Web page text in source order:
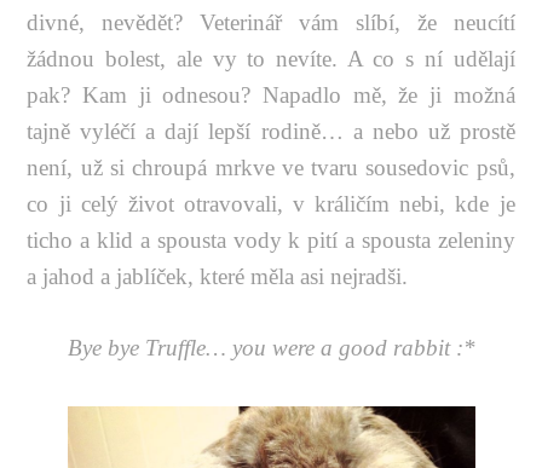
divné, nevědět? Veterinář vám slíbí, že neucítí
žádnou bolest, ale vy to nevíte. A co s ní udělají
pak? Kam ji odnesou? Napadlo mě, že ji možná
tajně vyléčí a dají lepší rodině… a nebo už prostě
není, už si chroupá mrkve ve tvaru sousedovic psů,
co ji celý život otravovali, v králičím nebi, kde je
ticho a klid a spousta vody k pití a spousta zeleniny
a jahod a jablíček, které měla asi nejradši.
Bye bye Truffle… you were a good rabbit :*